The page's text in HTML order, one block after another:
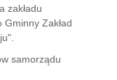
zakładu
Zakład
samorządu